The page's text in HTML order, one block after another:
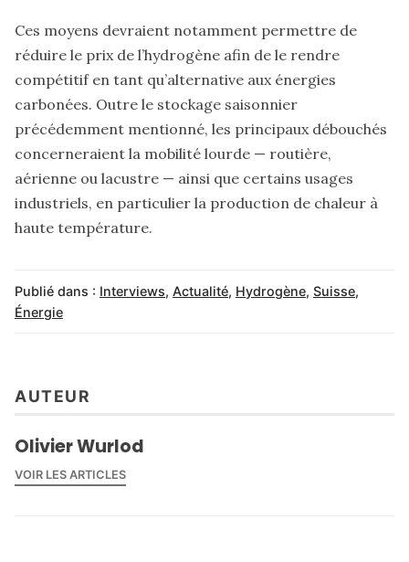
Ces moyens devraient notamment permettre de
réduire le prix de l’hydrogène afin de le rendre
compétitif en tant qu’alternative aux énergies
carbonées. Outre le stockage saisonnier
précédemment mentionné, les principaux débouchés
concerneraient la mobilité lourde — routière,
aérienne ou lacustre — ainsi que certains usages
industriels, en particulier la production de chaleur à
haute température.
Publié dans : Interviews, Actualité, Hydrogène, Suisse,
Énergie
AUTEUR
Olivier Wurlod
VOIR LES ARTICLES